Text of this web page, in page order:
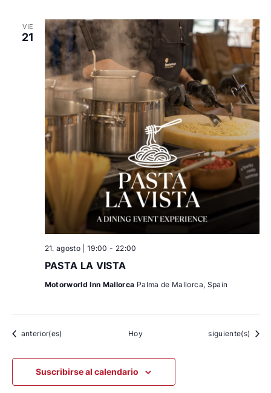
VIE
21
PASTA LA VISTA
21. agosto | 19:00 - 22:00
Motorworld Inn Mallorca Palma de Mallorca, Spain
Eventos
anterior(es) Hoy Eventos
siguiente(s)
Suscribirse al calendario